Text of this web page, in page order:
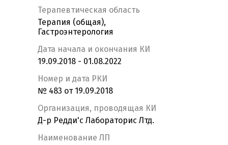
Терапевтическая область
Терапия (общая),
Гастроэнтерология
Дата начала и окончания КИ
19.09.2018 - 01.08.2022
Номер и дата РКИ
№ 483 от 19.09.2018
Организация, проводящая КИ
Д-р Редди'с Лабораторис Лтд.
Наименование ЛП